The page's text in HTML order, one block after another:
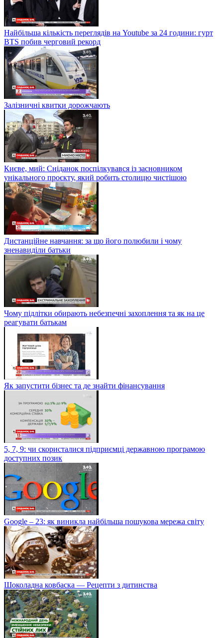
Найбільша кількість переглядів на Youtube за 24 години: гурт
BTS побив черговий рекорд
Залізничні квитки дорожчають
Києве, мий: Сніданок поспілкувався із засновником
унікального проєкту, який робить столицю чистішою
Дистанційне навчання: за що його полюбили і чому
зненавиділи батьки
Чому підлітки обирають небезпечні захоплення та як на це
реагувати батькам
Як запустити бізнес та де знайти фінансування
5, 7, 9: чи скористалися підприємці державною програмою
доступних позик
Google – 23: як виникла найбільша пошукова мережа світу
Шоколадна ковбаска — Рецепти з дитинства